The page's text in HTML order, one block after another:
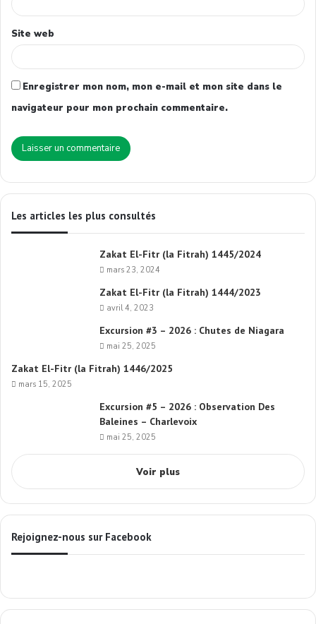
Site web
Enregistrer mon nom, mon e-mail et mon site dans le
navigateur pour mon prochain commentaire.
Les articles les plus consultés
Zakat El-Fitr (la Fitrah) 1445/2024
mars 23, 2024
Zakat El-Fitr (la Fitrah) 1444/2023
avril 4, 2023
Excursion #3 – 2026 : Chutes de Niagara
mai 25, 2025
Zakat El-Fitr (la Fitrah) 1446/2025
mars 15, 2025
Excursion #5 – 2026 : Observation Des
Baleines – Charlevoix
mai 25, 2025
Voir plus
Rejoignez-nous sur Facebook